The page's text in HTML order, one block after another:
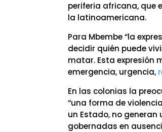
periferia africana, que
la latinoamericana.
Para Mbembe “la
decidir quién puede
matar. Esta expresión
emergencia, urgencia,
En las colonias la
“una forma de
un Estado, no
gobernadas en